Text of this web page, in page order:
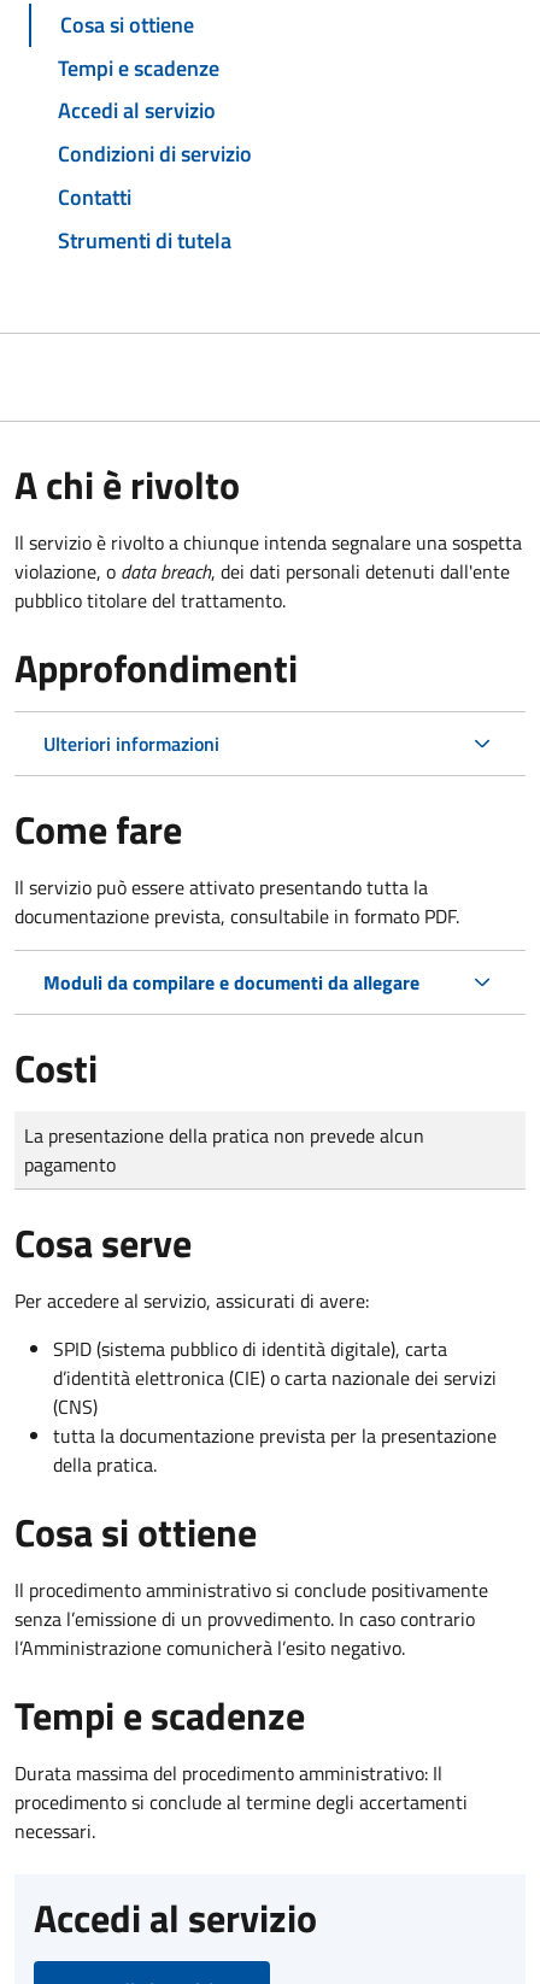
Cosa si ottiene
Tempi e scadenze
Accedi al servizio
Condizioni di servizio
Contatti
Strumenti di tutela
A chi è rivolto
Il servizio è rivolto a chiunque intenda segnalare una sospetta
violazione, o data breach, dei dati personali detenuti dall'ente
pubblico titolare del trattamento.
Approfondimenti
Ulteriori informazioni
Come fare
Il servizio può essere attivato presentando tutta la
documentazione prevista, consultabile in formato PDF.
Moduli da compilare e documenti da allegare
Costi
Tipo di pagamento
Importo
La presentazione della pratica non prevede alcun
pagamento
Cosa serve
Per accedere al servizio, assicurati di avere:
SPID (sistema pubblico di identità digitale), carta
d’identità elettronica (CIE) o carta nazionale dei servizi
(CNS)
tutta la documentazione prevista per la presentazione
della pratica.
Cosa si ottiene
Il procedimento amministrativo si conclude positivamente
senza l’emissione di un provvedimento. In caso contrario
l’Amministrazione comunicherà l’esito negativo.
Tempi e scadenze
Durata massima del procedimento amministrativo: Il
procedimento si conclude al termine degli accertamenti
necessari.
Accedi al servizio